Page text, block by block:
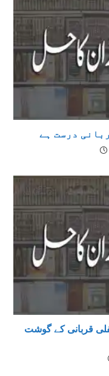
درست ہے
قربانی کے گوشت